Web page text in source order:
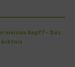
meinen Kopf? – Das